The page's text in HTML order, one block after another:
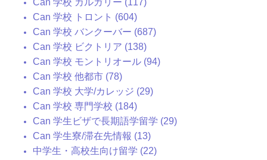
Can 学校 カルガリー (117)
Can 学校 トロント (604)
Can 学校 バンクーバー (687)
Can 学校 ビクトリア (138)
Can 学校 モントリオール (94)
Can 学校 他都市 (78)
Can 学校 大学/カレッジ (29)
Can 学校 専門学校 (184)
Can 学生ビザで長期語学留学 (29)
Can 学生寮/滞在先情報 (13)
中学生・高校生向け留学 (22)